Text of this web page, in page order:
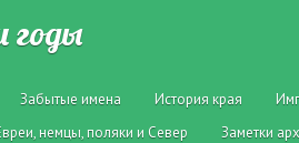
годы
Забытые имена История края
немцы, поляки и Север Заметки